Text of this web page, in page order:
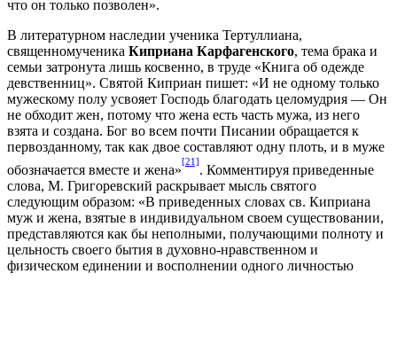
что он только позволен».
В литературном наследии ученика Тертуллиана,
священномученика Киприана Карфагенского, тема брака и
семьи затронута лишь косвенно, в труде «Книга об одежде
девственниц». Святой Киприан пишет: «И не одному только
мужескому полу усвояет Господь благодать целомудрия — Он
не обходит жен, потому что жена есть часть мужа, из него
взята и создана. Бог во всем почти Писании обращается к
первозданному, так как двое составляют одну плоть, и в муже
обозначается вместе и жена»
[21]
. Комментируя приведенные
слова, М. Григоревский раскрывает мысль святого
следующим образом: «В приведенных словах св. Киприана
муж и жена, взятые в индивидуальном своем существовании,
представляются как бы неполными, получающими полноту и
цельность своего бытия в духовно-нравственном и
физическом единении и восполнении одного личностью